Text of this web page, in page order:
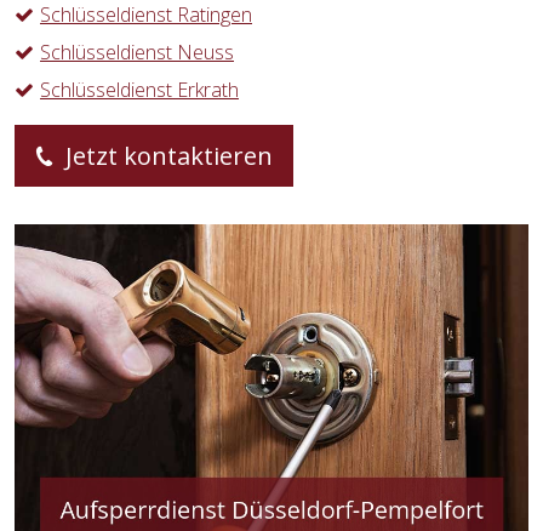
Schlüsseldienst Ratingen
Schlüsseldienst Neuss
Schlüsseldienst Erkrath
Jetzt kontaktieren